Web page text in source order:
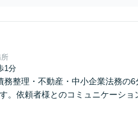
1分
務整理・不動産・中小企業法務の
。依頼者様とのコミュニケーシ